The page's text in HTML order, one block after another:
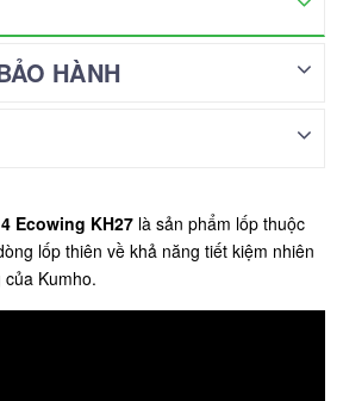
HÀNH
Ecowing KH27 là sản phẩm lốp thuộc
lốp thiên về khả năng tiết kiệm nhiên
Kumho.